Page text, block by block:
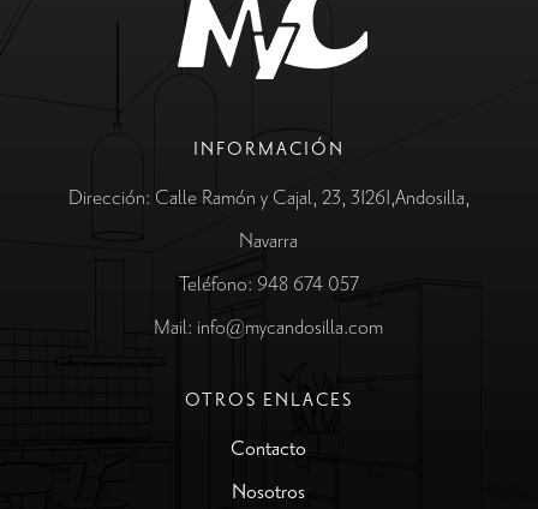
INFORMACIÓN
Dirección: Calle Ramón y Cajal, 23, 31261,Andosilla,
Navarra
Teléfono: 948 674 057
Mail: info@mycandosilla.com
OTROS ENLACES
Contacto
Nosotros